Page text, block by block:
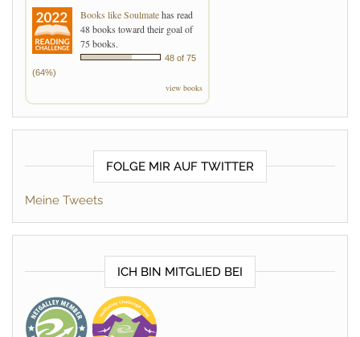
Books like Soulmatehas read
48 books toward their goal of
75 books.
48 of 75
(64%)
view books
FOLGE MIR AUF TWITTER
Meine Tweets
ICH BIN MITGLIED BEI